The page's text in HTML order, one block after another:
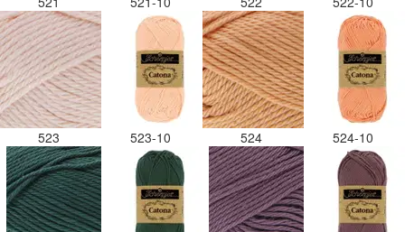
523 523-10 524 524-10